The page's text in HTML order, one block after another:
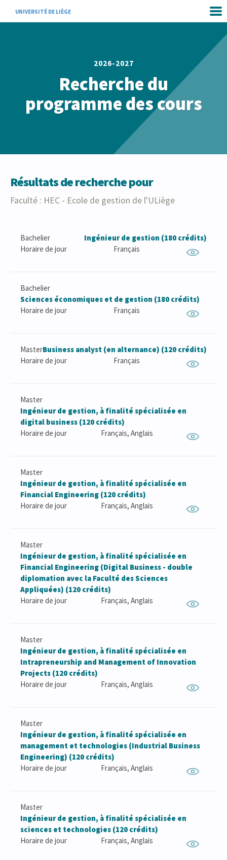
UNIVERSITÉ DE LIÈGE
2026-2027
Recherche du
programme des cours
Résultats de recherche pour
Faculté : HEC - Ecole de gestion de l'ULiège
Bachelier
Ingénieur de gestion (180 crédits)
Horaire de jour
Français
Bachelier
Sciences économiques et de gestion (180 crédits)
Horaire de jour
Français
MasterBusiness analyst (en alternance) (120 crédits)
Horaire de jour
Français
Master
Ingénieur de gestion, à finalité spécialisée en
digital business (120 crédits)
Horaire de jour
Français, Anglais
Master
Ingénieur de gestion, à finalité spécialisée en
Financial Engineering (120 crédits)
Horaire de jour
Français, Anglais
Master
Ingénieur de gestion, à finalité spécialisée en
Financial Engineering (Digital Business - double
diplomation avec la Faculté des Sciences
Appliquées) (120 crédits)
Horaire de jour
Français, Anglais
Master
Ingénieur de gestion, à finalité spécialisée en
Intrapreneurship and Management of Innovation
Projects (120 crédits)
Horaire de jour
Français, Anglais
Master
Ingénieur de gestion, à finalité spécialisée en
management et technologies (Industrial Business
Engineering) (120 crédits)
Horaire de jour
Français, Anglais
Master
Ingénieur de gestion, à finalité spécialisée en
sciences et technologies (120 crédits)
Horaire de jour
Français, Anglais